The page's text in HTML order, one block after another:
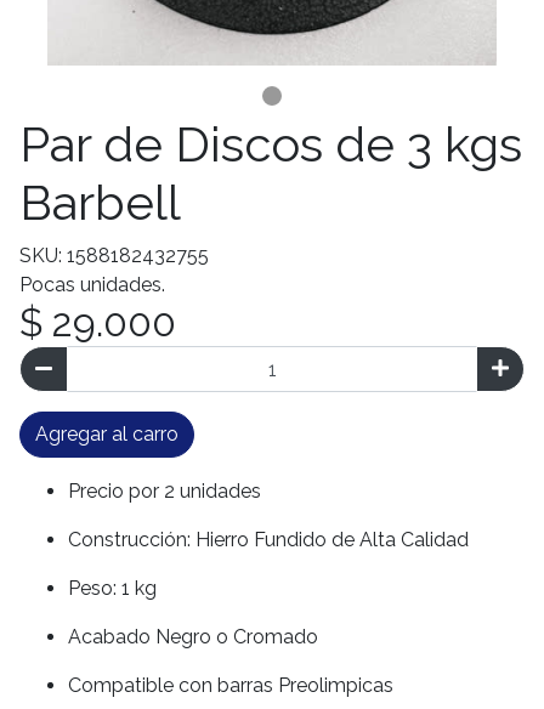
Par de Discos de 3 kgs
Barbell
SKU: 1588182432755
Pocas unidades.
$ 29.000
Agregar al carro
Precio por 2 unidades
Construcción: Hierro Fundido de Alta Calidad
Peso: 1 kg
Acabado Negro o Cromado
Compatible con barras Preolimpicas